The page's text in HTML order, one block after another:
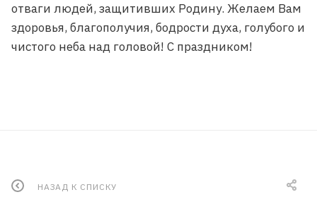
отваги людей, защитивших Родину. Желаем Вам
здоровья, благополучия, бодрости духа, голубого и
чистого неба над головой! С праздником!
НАЗАД К СПИСКУ